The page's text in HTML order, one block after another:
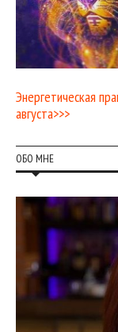
Энергетическая
августа>>>
ОБО МНЕ